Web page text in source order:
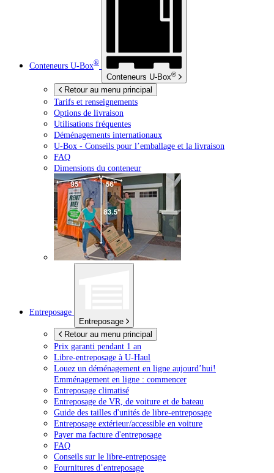
Conteneurs U-Box®
Conteneurs U-Box®
Retour au menu principal
Tarifs et renseignements
Options de livraison
Utilisations fréquentes
Déménagements internationaux
U-Box - Conseils pour l’emballage et la livraison
FAQ
Dimensions du conteneur
Entreposage
Entreposage
Retour au menu principal
Prix garanti pendant 1 an
Libre-entreposage à U-Haul
Louez un déménagement en ligne aujourd’hui!
Emménagement en ligne : commencer
Entreposage climatisé
Entreposage de VR, de voiture et de bateau
Guide des tailles d'unités de libre-entreposage
Entreposage extérieur/accessible en voiture
Payer ma facture d'entreposage
FAQ
Conseils sur le libre-entreposage
Fournitures d’entreposage